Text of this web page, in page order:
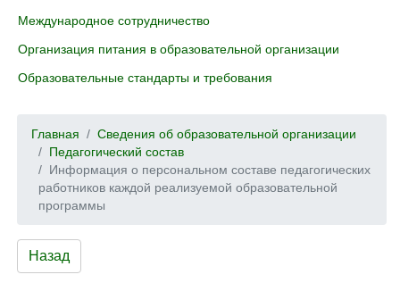
Международное сотрудничество
Организация питания в образовательной организации
Образовательные стандарты и требования
Главная
Сведения об образовательной организации
Педагогический состав
Информация о персональном составе педагогических
работников каждой реализуемой образовательной
программы
Назад